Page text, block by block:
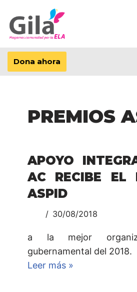
Saltar
al
contenido
Dona ahora
PREMIOS
APOYO
AC RECIBE EL
ASPID
30/08/2018
a la mejor
gubernamental del 2018.
Leer más »